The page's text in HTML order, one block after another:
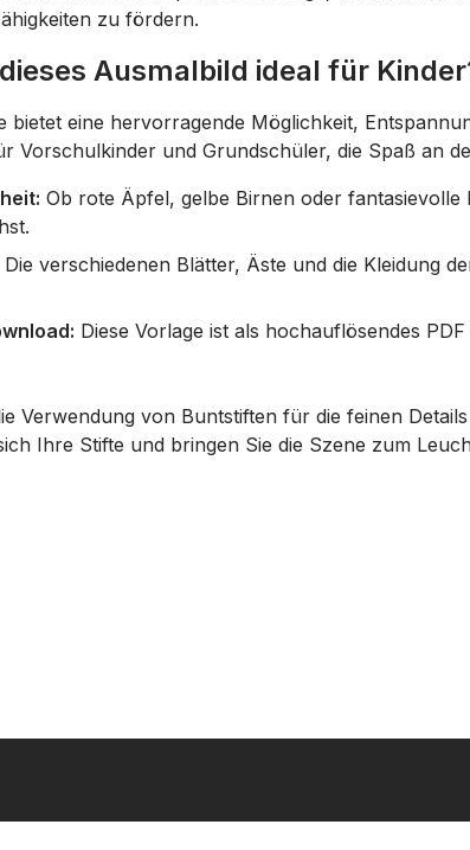
zu fördern.
Ausmalbild ideal für
bietet eine hervorragende Möglichkeit,
Vorschulkinder und Grundschüler, die Spaß an
Ob rote Äpfel, gelbe Birnen oder
Die verschiedenen Blätter, Äste und die Kleidung
Diese Vorlage ist als hochauflösendes
Verwendung von Buntstiften für die feinen
Ihre Stifte und bringen Sie die Szene zum